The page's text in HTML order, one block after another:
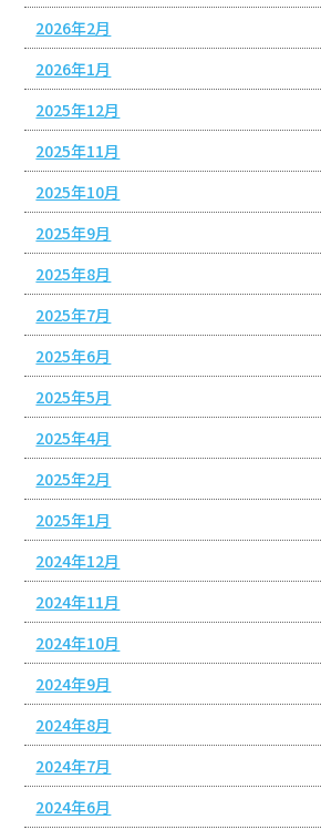
2026年2月
2026年1月
2025年12月
2025年11月
2025年10月
2025年9月
2025年8月
2025年7月
2025年6月
2025年5月
2025年4月
2025年2月
2025年1月
2024年12月
2024年11月
2024年10月
2024年9月
2024年8月
2024年7月
2024年6月